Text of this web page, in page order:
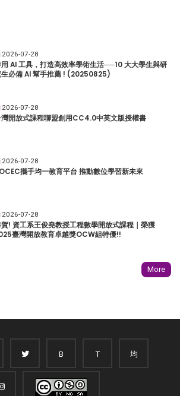
2026-07-28
AI 工具，打造高效率學術生活──10 大大學生與研
生必備 AI 幫手推薦 ! (20250825)
2026-07-28
灣開放式課程聯盟創用CC4.0中英文版授權書
2026-07-28
攜手均一教育平台 推動數位學習新未來
2026-07-28
! 資工系王俊堯教授工程數學開放式課程｜榮獲
臺灣開放教育卓越獎OCW組特優!!
More
B T 均